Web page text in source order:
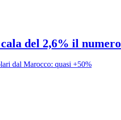
del 2,6% il
dal Marocco: quasi +50%